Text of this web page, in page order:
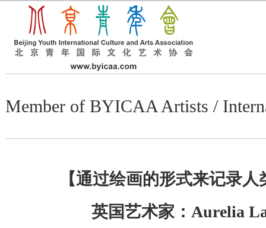
Member of BYICAA Artists /
【通过绘画的形式来记录人
英国艺术家：Aurelia